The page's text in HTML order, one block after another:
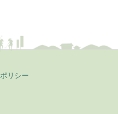
リシー